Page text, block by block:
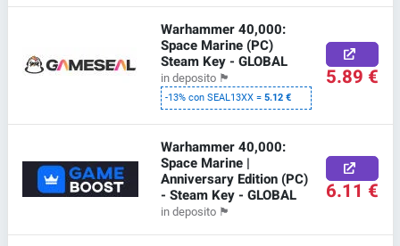
Warhammer 40,000:
Space Marine (PC)
Steam Key - GLOBAL
in deposito 🏴
-13% con SEAL13XX =5.12 €
5.89 €
Warhammer 40,000:
Space Marine |
Anniversary Edition (PC)
- Steam Key - GLOBAL
in deposito 🏴
6.11 €